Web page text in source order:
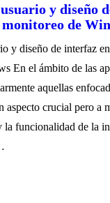
y diseño
de
y diseño de interfaz
En el ámbito de las
aquellas
aspecto crucial pero a
la funcionalidad de la